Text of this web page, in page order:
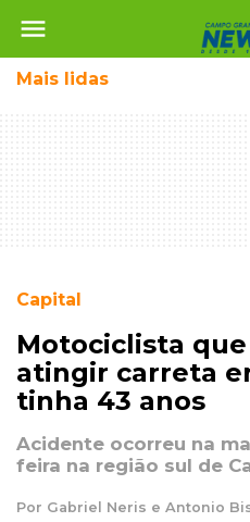
menu
Mais lidas
Capital
Motociclista
atingir carreta
tinha 43 anos
Acidente ocorreu na
feira na região sul de
Por Gabriel Neris e Antonio